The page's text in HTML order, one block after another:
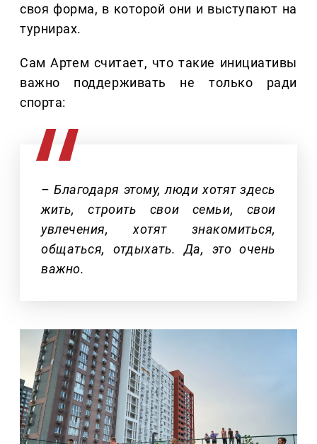
своя форма, в которой они и выступают на
турнирах.
Сам Артем считает, что такие инициативы
важно поддерживать не только ради
спорта:
– Благодаря этому, люди хотят здесь
жить, строить свои семьи, свои
увлечения, хотят знакомиться,
общаться, отдыхать. Да, это очень
важно.